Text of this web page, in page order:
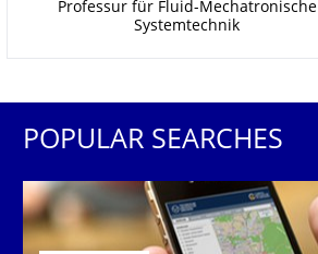
Professur für Fluid-Mechatronische
Systemtechnik
POPULAR SEARCHES